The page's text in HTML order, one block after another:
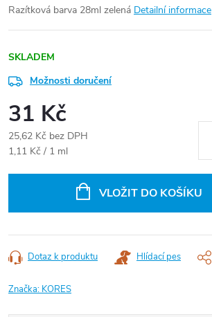
Razítková barva 28ml zelená Detailní informace
SKLADEM
Možnosti doručení
31 Kč
25,62 Kč bez DPH
Měrná
1,11 Kč / 1 ml
VLOŽIT DO KOŠÍKU
Dotaz k produktu Hlídací pes
Značka: KORES